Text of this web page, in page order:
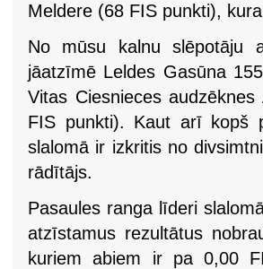
Meldere (68 FIS punkti),
No mūsu kalnu slēpotāju
jāatzīmē Leldes Gasūna
Vitas Ciesnieces
FIS punkti). Kaut arī kopš
slalomā ir izkritis no
rādītājs.
Pasaules ranga līderi
atzīstamus rezultātus
kuriem abiem ir pa 0,00